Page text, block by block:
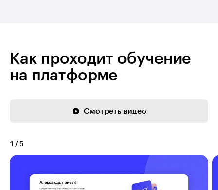
Как проходит обучение
на платформе
Смотреть видео
1 / 5